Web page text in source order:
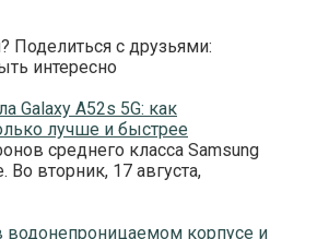
Поделиться с друзьями:
интересно
Galaxy A52s 5G: как
лучше и быстрее
среднего класса Samsung
Во вторник, 17 августа,
водонепроницаемом корпусе и